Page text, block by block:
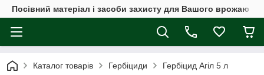
Посівний матеріал і засоби захисту для Вашого врожаю
Каталог товарів Гербіциди Гербіцид Агіл 5 л